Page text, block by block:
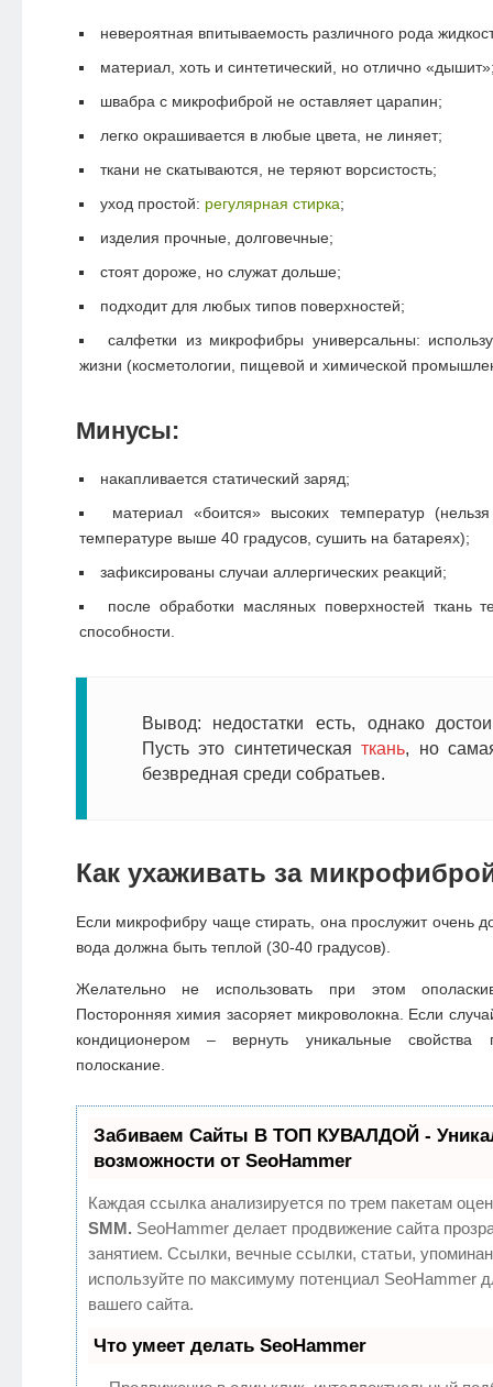
невероятная впитываемость различного рода
материал, хоть и синтетический, но отлично
швабра с микрофиброй не оставляет царапин;
легко окрашивается в любые цвета, не линяет;
ткани не скатываются, не теряют ворсистость;
уход простой: регулярная стирка;
изделия прочные, долговечные;
стоят дороже, но служат дольше;
подходит для любых типов поверхностей;
салфетки из микрофибры универсальны:
жизни (косметологии, пищевой и химической
Минусы:
накапливается статический заряд;
материал «боится» высоких температур
температуре выше 40 градусов, сушить на батареях);
зафиксированы случаи аллергических реакций;
после обработки масляных поверхностей ткань
способности.
Вывод: недостатки есть, однако
Пусть это синтетическаяткань, но
безвредная среди собратьев.
Как ухаживать за
Если микрофибру чаще стирать, она прослужит очень
вода должна быть теплой (30-40 градусов).
Желательно не использовать при этом
Посторонняя химия засоряет микроволокна. Если
кондиционером – вернуть уникальные свойства
полоскание.
Забиваем Сайты В ТОП КУВАЛДОЙ -
возможности от SeoHammer
Каждая ссылка анализируется по трем пакетам
SMM. SeoHammer делает продвижение сайта
занятием. Ссылки, вечные ссылки, статьи,
используйте по максимуму потенциал SeoHammer
вашего сайта.
Что умеет делать SeoHammer